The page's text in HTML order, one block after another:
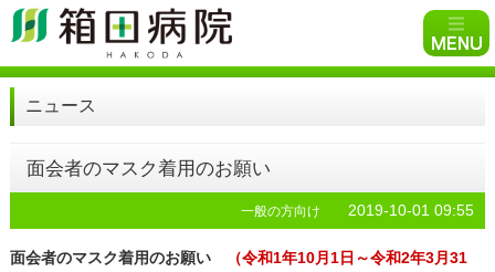
ニュース
面会者のマスク着用のお願い
一般の方向け 2019-10-01 09:55
面会者のマスク着用のお願い
（令和1年10月1日～令和2年3月31